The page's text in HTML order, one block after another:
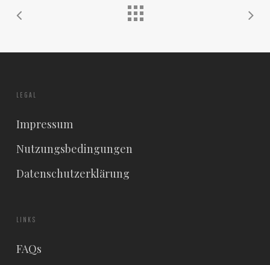
LEGAL
Impressum
Nutzungsbedingungen
Datenschutzerklärung
LINKS
FAQs